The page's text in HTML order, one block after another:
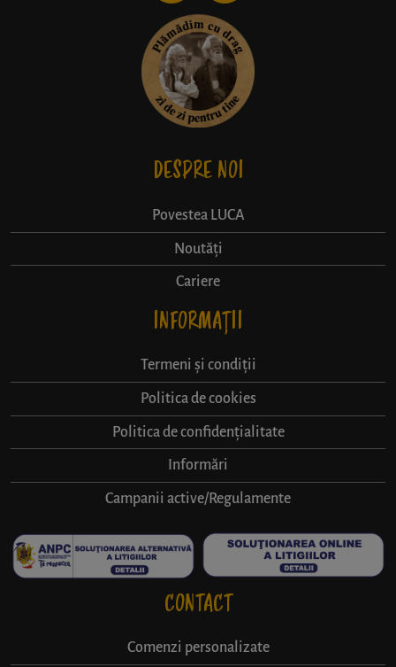
DESPRE NOI
Povestea LUCA
Noutăți
Cariere
INFORMAȚII
Termeni și condiții
Politica de cookies
Politica de confidențialitate
Informări
Campanii active/Regulamente
CONTACT
Comenzi personalizate